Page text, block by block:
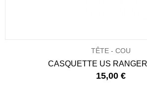
TÊTE - COU
CASQUETTE US
15,00 €